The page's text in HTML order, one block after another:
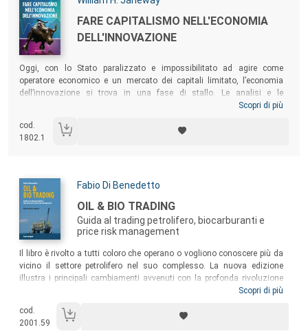
Titolo:
FARE CAPITALISMO NELL'ECONOMIA
DELL'INNOVAZIONE
Sommario:
Oggi, con lo Stato paralizzato e impossibilitato ad agire come
operatore economico e un mercato dei capitali limitato, l’economia
dell’innovazione si trova in una fase di stallo. Le analisi e le
indicazioni contenute in questo libro rappresentano un importante
personali (frutto di una carriera come venture capitalist di grande
successo) con lo sviluppo di una teoria originale del ruolo delle bolle
Scopri di più
cod.
1802.1
Autori:
Fabio Di Benedetto
Titolo:
OIL & BIO TRADING
Guida al trading petrolifero, biocarburanti e
price risk management
Sommario:
Il libro è rivolto a tutti coloro che operano o vogliono conoscere più da
vicino il settore petrolifero nel suo complesso. La nuova edizione
illustra i principali cambiamenti avvenuti con la profonda rivoluzione
energetica avviata grazie alle nuove tecniche di estrazione con
di grafici e tabelle con cui è stato elaborato lo rende un utilissimo e
chiaro strumento nell’ambito della formazione universitaria e
Scopri di più
cod.
2001.59